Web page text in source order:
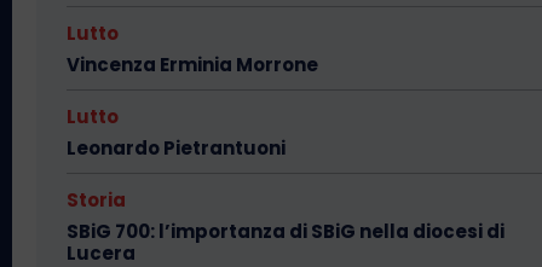
Lutto
Vincenza Erminia Morrone
Lutto
Leonardo Pietrantuoni
Storia
SBiG 700: l’importanza di SBiG nella diocesi di
Lucera